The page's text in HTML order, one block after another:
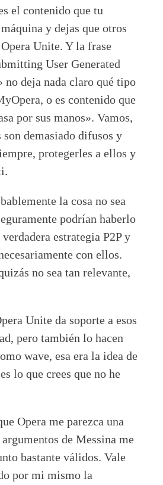
el contenido que tu
y dejas que otros
Unite. Y la frase
User Generated
deja nada claro qué tipo
o es contenido que
por sus manos». Vamos,
demasiado difusos y
protegerles a ellos y
la cosa no sea
podrían haberlo
estrategia P2P y
con ellos.
no sea tan relevante,
Unite da soporte a esos
pero también lo hacen
wave, esa era la idea de
lo que crees que no he
Opera me parezca una
de Messina me
bastante válidos. Vale
por mi mismo la